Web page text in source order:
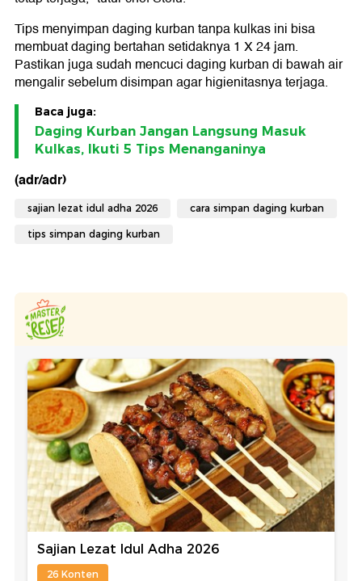
Tips menyimpan daging kurban tanpa kulkas ini bisa
membuat daging bertahan setidaknya 1 X 24 jam.
Pastikan juga sudah mencuci daging kurban di bawah air
mengalir sebelum disimpan agar higienitasnya terjaga.
Baca juga:
Daging Kurban Jangan Langsung Masuk
Kulkas, Ikuti 5 Tips Menanganinya
(adr/adr)
sajian lezat idul adha 2026 cara simpan daging kurban
tips simpan daging kurban
Sajian Lezat Idul Adha 2026
26 Konten